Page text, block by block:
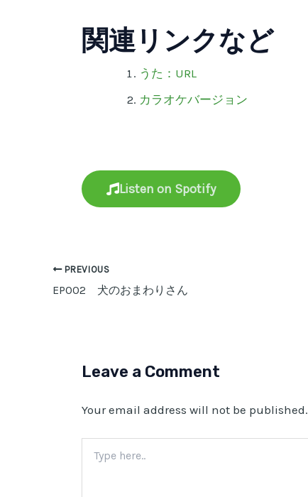
関連リンクなど
うた： URL
カラオケバージョン
Listen on Spotify
PREVIOUS
EP002 犬のおまわりさん
Leave a Comment
Your email address will not be published.
here..